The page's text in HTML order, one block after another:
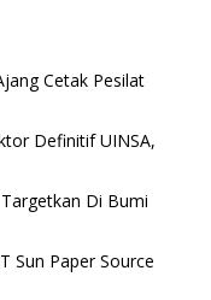
Cetak Pesilat
Definitif UINSA,
Di Bumi
Sun Paper Source